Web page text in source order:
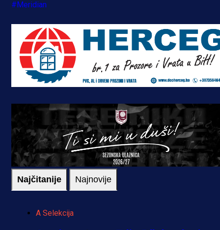
#Meridian
Najčitanije Najnovije
A Selekcija